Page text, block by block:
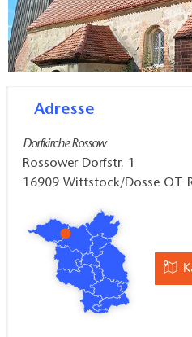
Adresse
Dorfkirche Rossow
Rossower Dorfstr. 1
16909 Wittstock/Dosse OT